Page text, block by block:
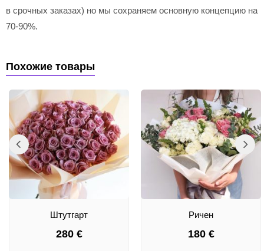
в срочных заказах) но мы сохраняем основную концепцию на
70-90%.
Похожие товары
Штутгарт
280 €
Ричен
180 €